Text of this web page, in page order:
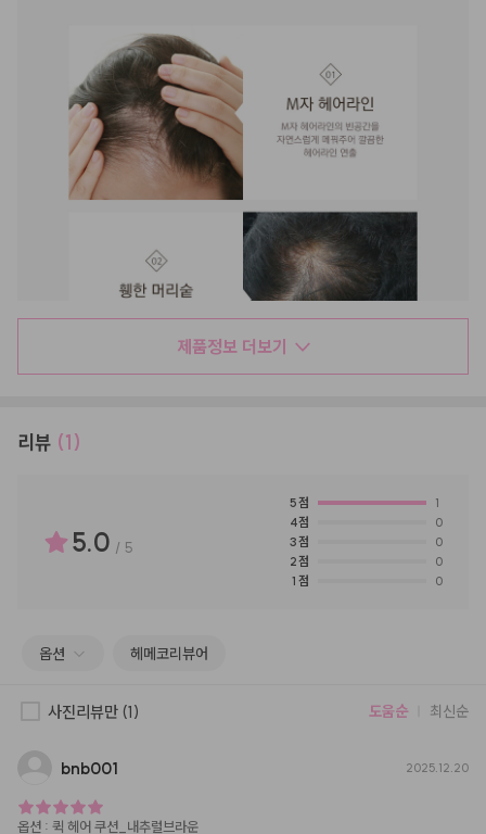
제품정보 더보기
리뷰 (1)
5.0 / 5
5점
1
4점
0
3점
0
2점
0
1 점 0
옵션 헤메코리뷰어
사진리뷰만 (1) 도움순 최신순
bnb001 2025.12.20
옵션 : 퀵 헤어 쿠션_내추럴브라운